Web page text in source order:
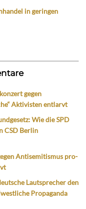
in geringen
gegen
Aktivisten entlarvt
Wie die SPD
CSD Berlin
Antisemitismus pro-
Lautsprecher den
Propaganda